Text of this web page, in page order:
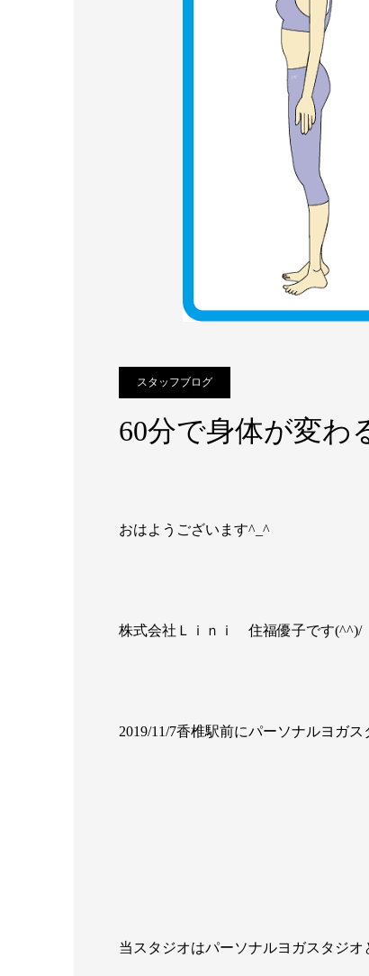
スタッフブログ
60分で身体が変わ
おはようございます^_^
株式会社Ｌｉｎｉ 住福優子です(^^)/
2019/11/7香椎駅前にパーソナルヨガ
当スタジオはパーソナルヨガスタジオ